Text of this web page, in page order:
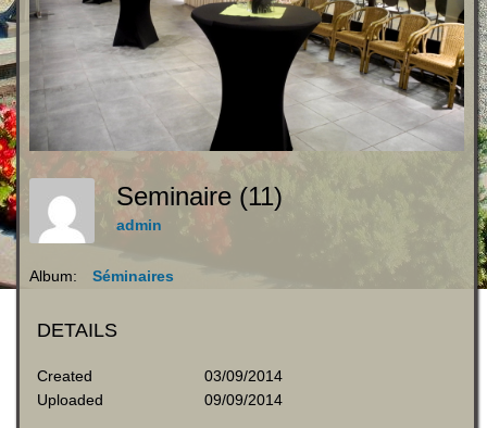
Seminaire (11)
admin
Album: Séminaires
DETAILS
Created
03/09/2014
Uploaded
09/09/2014